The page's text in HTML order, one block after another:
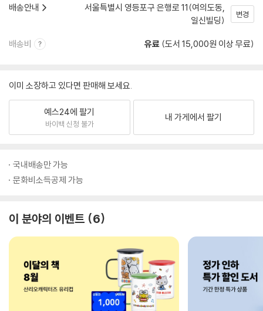
배송안내
서울특별시 영등포구 은행로 11(여의도동,
일신빌딩)
변경
배송비 유료 (도서 15,000원 이상 무료)
이미 소장하고 있다면 판매해 보세요.
예스24에 팔기
바이백 신청 불가
내 가게에서 팔기
국내배송만 가능
문화비소득공제 가능
이 분야의 이벤트 6